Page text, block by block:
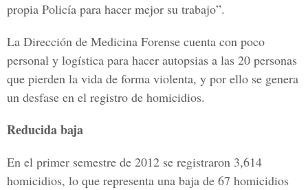
propia Policía para hacer mejor su trabajo”.
La Dirección de Medicina Forense cuenta con poco
personal y logística para hacer autopsias a las 20 personas
que pierden la vida de forma violenta, y por ello se genera
un desfase en el registro de homicidios.
Reducida baja
En el primer semestre de 2012 se registraron 3,614
homicidios, lo que representa una baja de 67 homicidios